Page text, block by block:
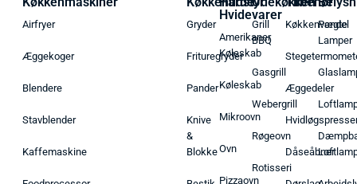
Airfryer
Æggekoger
Blendere
Stavblender
Kaffemaskine
Gryder
Frituregryder
Pander
Knive
&
Blokke
Hvidevarer
Amerikaner
Køleskab
Køleskab
Mikroovn
Ovn
Pizzaovn
Grill
BBQ
Gasgrill
Webergrill
Røgeovn
Rotisseri
Køkkenvægte
Æggedeler
Dåseåbner
Pendel
Lamper